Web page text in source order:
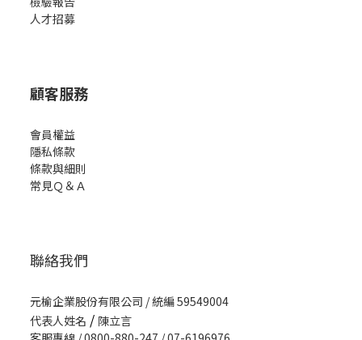
人才招募
顧客服務
會員權益
隱私條款
條款與細則
常見Ｑ＆Ａ
聯絡我們
元榆企業股份有限公司 / 統編 59549004
代表人姓名 / 陳立言